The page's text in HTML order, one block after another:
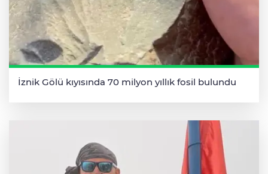
İznik Gölü kıyısında 70 milyon yıllık fosil bulundu